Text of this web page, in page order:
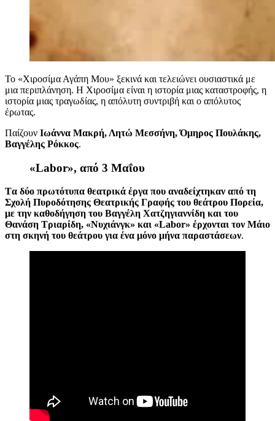
Το «Χιροσίμα Αγάπη Μου» ξεκινά και τελειώνει ουσιαστικά με
μια περιπλάνηση. Η Χιροσίμα είναι η ιστορία μιας καταστροφής, η
ιστορία μιας τραγωδίας, η απόλυτη συντριβή και ο απόλυτος
έρωτας.
Παίζουν Ιωάννα Μακρή, Λητώ Μεσσήνη, Όμηρος Πουλάκης,
Βαγγέλης Ρόκκος.
«Labor», από 3 Μαΐου
Τα δύο πρωτότυπα θεατρικά έργα που αναδείχτηκαν από τη
Σχολή Πυροδότησης Θεατρικής Γραφής του θεάτρου Πορεία,
με την καθοδήγηση του Βαγγέλη Χατζηγιαννίδη και του
Θανάση Τριαρίδη, «Νυχιάνγκ» και «Labor» έρχονται τον Μάιο
στη σκηνή του θεάτρου για ένα μόνο μήνα παραστάσεων.